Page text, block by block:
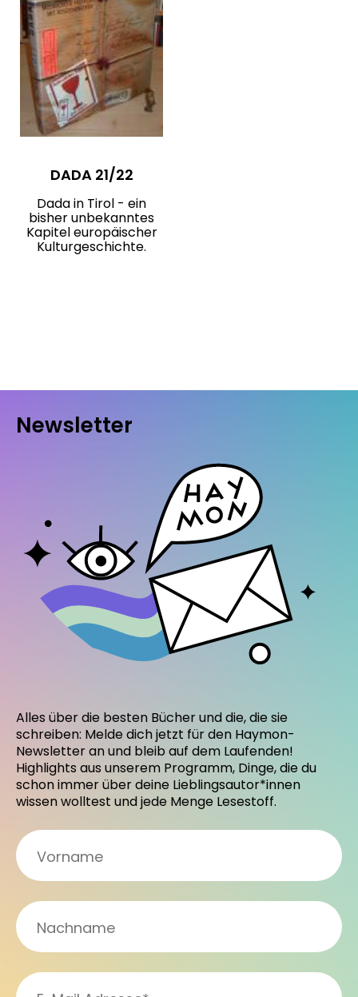
DADA 21/22
Dada in Tirol - ein
bisher unbekanntes
Kapitel europäischer
Kulturgeschichte.
Newsletter
Alles über die besten Bücher und die, die sie
schreiben: Melde dich jetzt für den Haymon-
Newsletter an und bleib auf dem Laufenden!
Highlights aus unserem Programm, Dinge, die du
schon immer über deine Lieblingsautor*innen
wissen wolltest und jede Menge Lesestoff.